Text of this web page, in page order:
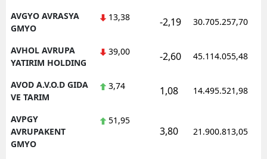
AVGYO AVRASYA
GMYO
13,38 -2,19 30.705.257,70
AVHOL AVRUPA
YATIRIM HOLDING
39,00 -2,60 45.114.055,48
AVOD A.V.O.D GIDA
VE TARIM
3,74 1,08 14.495.521,98
AVPGY
AVRUPAKENT
GMYO
51,95
3,80 21.900.813,05